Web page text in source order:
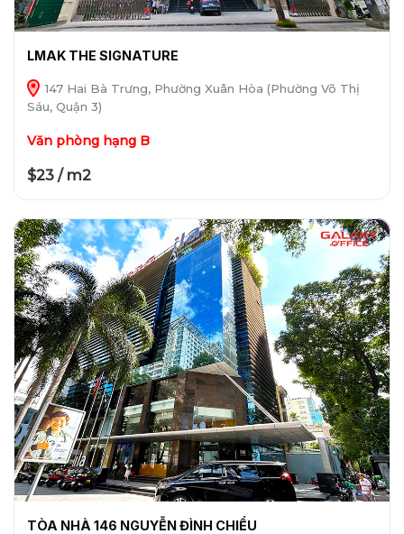
LMAK THE SIGNATURE
147 Hai Bà Trưng, Phường Xuân Hòa (Phường Võ Thị
Sáu, Quận 3)
Văn phòng hạng B
$23 / m2
TÒA NHÀ 146 NGUYỄN ĐÌNH CHIỂU